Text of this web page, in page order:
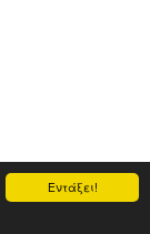
Εντάξει!